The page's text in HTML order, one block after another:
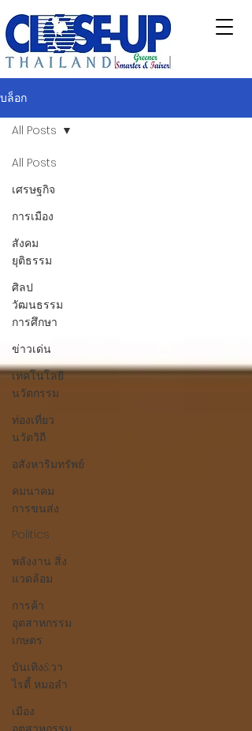
บล็อก
All Posts
เศรษฐกิจ
การเมือง
สังคม
ยุติธรรม
ศิลป
วัฒนธรรม
การศึกษา
ข่าวเด่น
เทคโนโลยี
นวัตกรรม
ท่องเที่ยว
นวัตวิถี
อสังหาริมทรัพย์
คมนาคม
การขนส่ง
Politics
พลังงาน สิ่ง
แวดล้อม
การค้า
อุตสาหกรรม
เกษตร
บันเทิง&วา
ไรตี้ หมอลำ
เมือง
All Posts